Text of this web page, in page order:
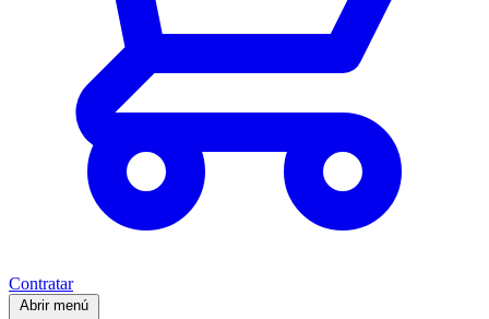
Contratar
Abrir menú